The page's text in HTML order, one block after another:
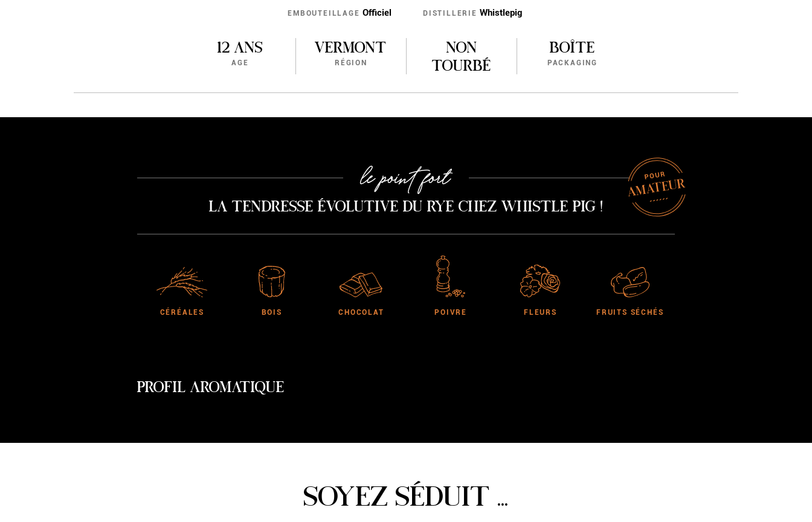
EMBOUTEILLAGE Officiel DISTILLERIE Whistlepig
12 ANS
AGE
VERMONT
RÉGION
NON
TOURBÉ
BOÎTE
PACKAGING
le point fort
La tendresse évolutive du rye chez Whistle Pig !
AMATEUR
CÉRÉALES BOIS CHOCOLAT POIVRE FLEURS FRUITS SÉCHÉS
PROFIL AROMATIQUE
SOYEZ SÉDUIT ...